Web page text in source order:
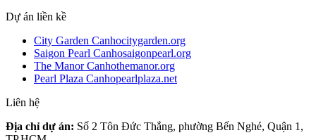
Dự án liền kề
City Garden Canhocitygarden.org
Saigon Pearl Canhosaigonpearl.org
The Manor Canhothemanor.org
Pearl Plaza Canhopearlplaza.net
Liên hệ
Địa chỉ dự án: Số 2 Tôn Đức Thắng, phường Bến Nghé, Quận 1,